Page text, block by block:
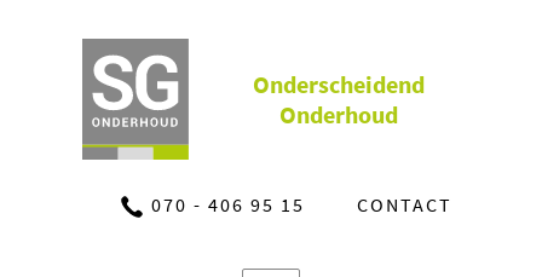
Onderscheidend
Onderhoud
070 - 406 95 15 CONTACT